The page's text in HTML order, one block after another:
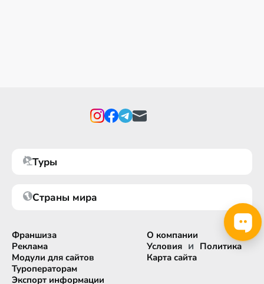
Туры
Страны мира
Франшиза
Реклама
Модули для сайтов
Туроператорам
Экспорт информации
О компании
Условия и Политика
Карта сайта